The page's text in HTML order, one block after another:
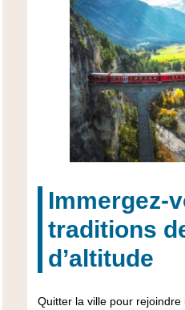
Immergez-
traditions
d’altitude
Quitter la ville pour